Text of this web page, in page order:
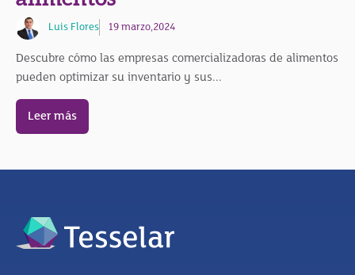
Luis Flores 19 marzo,2024
Descubre cómo las empresas comercializadoras de alimentos
pueden optimizar su inventario y sus...
Leer más